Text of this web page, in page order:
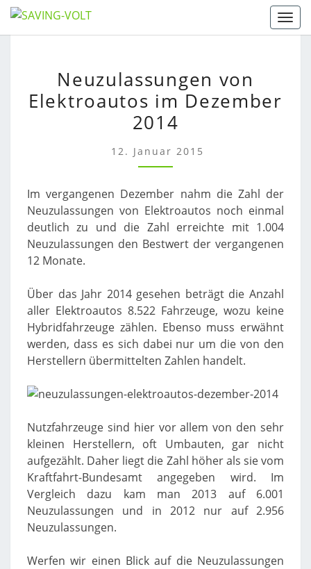
Skip
to
VON
ELEKTROAUTOS
IM
DEZEMBER
2014
Neuzulassungen von
Elektroautos im Dezember
2014
12. Januar 2015
Im vergangenen Dezember nahm die Zahl der
Neuzulassungen von Elektroautos noch einmal
deutlich zu und die Zahl erreichte mit 1.004
Neuzulassungen den Bestwert der vergangenen
12 Monate.
Über das Jahr 2014 gesehen beträgt die Anzahl
aller Elektroautos 8.522 Fahrzeuge, wozu keine
Hybridfahrzeuge zählen. Ebenso muss erwähnt
werden, dass es sich dabei nur um die von den
Herstellern übermittelten Zahlen handelt.
Nutzfahrzeuge sind hier vor allem von den sehr
kleinen Herstellern, oft Umbauten, gar nicht
aufgezählt. Daher liegt die Zahl höher als sie vom
Kraftfahrt-Bundesamt angegeben wird. Im
Vergleich dazu kam man 2013 auf 6.001
Neuzulassungen und in 2012 nur auf 2.956
Neuzulassungen.
Werfen wir einen Blick auf die Neuzulassungen